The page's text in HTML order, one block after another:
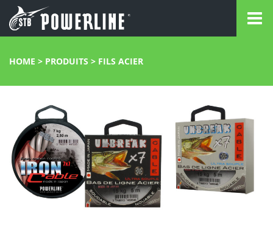
HOME > PRODUITS > FILS ACIER